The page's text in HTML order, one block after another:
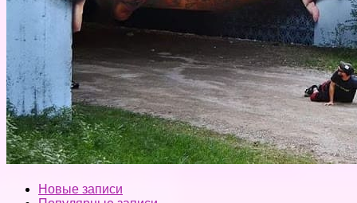
Новые записи